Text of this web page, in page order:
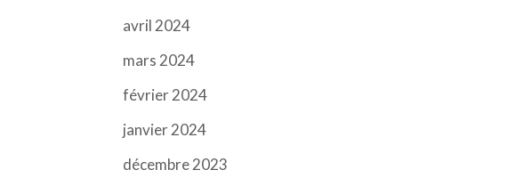
avril 2024
mars 2024
février 2024
janvier 2024
décembre 2023